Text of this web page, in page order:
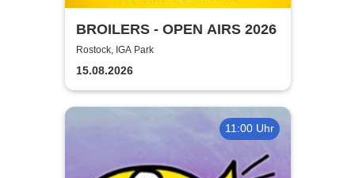
BROILERS - OPEN AIRS 2026
Rostock, IGA Park
15.08.2026
11:00 Uhr